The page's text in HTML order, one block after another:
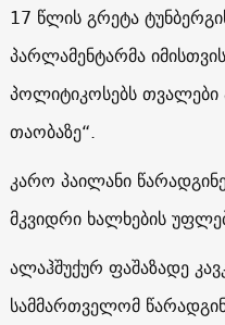
17 წლის გრეტა
პარლამენტარმა
პოლიტიკოსებს თვალები
თაობაზე“.
კარო პაილანი
მკვიდრი ხალხების
ალაჰშუქურ ფაშაზადე
სამმართველომ